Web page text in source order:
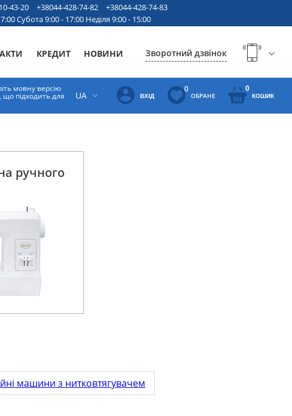
43-20 +38044-428-74-82
+38044-428-74-83
Субота 9:00 - 17:00 Неділя 9:00 - 15:00
КРЕДИТ НОВИНИ Зворотний дзвінок
мовну версію
що підходить для UA ВХІД
0
ОБРАНЕ
0
КОШИК
ручного
машини з нитковтягувачем